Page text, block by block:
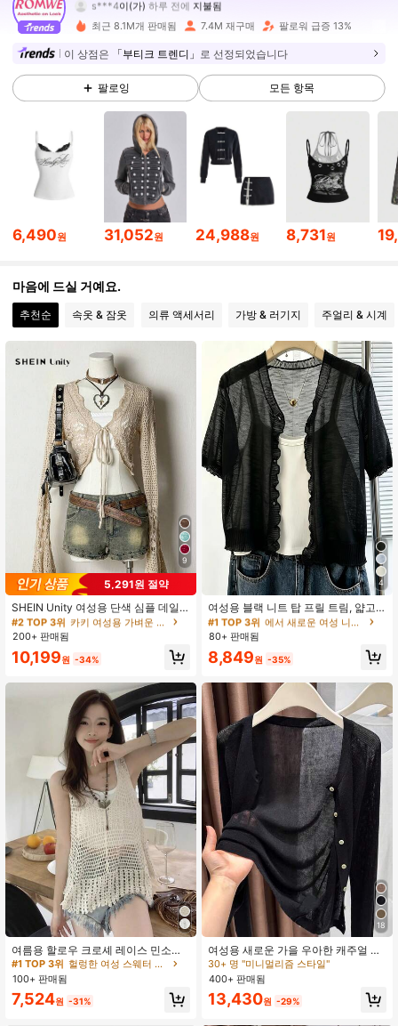
a***f다음10분 전에
4.91 4.1M 팔로워
4.1M 팔로워
4.1M 팔로워
4.91 4.1M 팔로워
4.91 4.1M 팔로워
4.91 4.1M 팔로워
4.91 4.1M 팔로워
최근 8.1M개 판매됨 7.4M 재구매 팔로워 급증 13%
이 상점은 「부티크 트렌디」 로 선정되었습니다
팔로잉 모든 항목
6,490원 31,052원 24,988원 8,731원
마음에 드실 거예요.
추천순 속옷 & 잠옷 의류 액세서리 가방 & 러기지 주얼리 & 시계
9
5,291원 절약
SHEIN Unity 여성용 단색 심플 데일
리 긴팔 홀로우 아웃 카디건
#2 TOP 3위
카키 여성용 가벼운 카디건
440+ 명 "아주 좋음"
#2 TOP 3위
카키 여성용 가벼운 카디건
440+ 명 "아주 좋음"
#2 TOP 3위
카키 여성용 가벼운 카디건
440+ 명 "아주 좋음"
#2 TOP 3위
440+ 명 "아주 좋음"
200+ 판매됨
10,199원 -34%
여름용 할로우 크로셰 레이스 민소매
커버업 조끼
#1 TOP 3위
헐렁한 여성 스웨터 조끼
10+ 명 "커플룩"
#1 TOP 3위
헐렁한 여성 스웨터 조끼
10+ 명 "커플룩"
#1 TOP 3위
헐렁한 여성 스웨터 조끼
10+ 명 "커플룩"
#1 TOP 3위
10+ 명 "커플룩"
100+ 판매됨
7,524원 -31%
4
여성용 블랙 니트 탑 프릴 트림, 얇고
루즈한 슬라우치 싱글 브레스트 자외
선 차단 탑, 홀로우 아웃 통기성, 야외
팔 커버리지 여름
#1 TOP 3위
에서 새로운 여성 니트 상의
10+ 명 "여름옷"
#1 TOP 3위
에서 새로운 여성 니트 상의
10+ 명 "여름옷"
#1 TOP 3위
에서 새로운 여성 니트 상의
10+ 명 "여름옷"
#1 TOP 3위
10+ 명 "여름옷"
80+ 판매됨
8,849원 -35%
18
여성용 새로운 가을 우아한 캐주얼 니
트 가디건, 솔리드 컬러 라운드 넥 긴
팔 싱글 버튼, 스트리트웨어 블랙
30+ 명 "미니멀리즘 스타일"
400+ 판매됨
13,430원 -29%